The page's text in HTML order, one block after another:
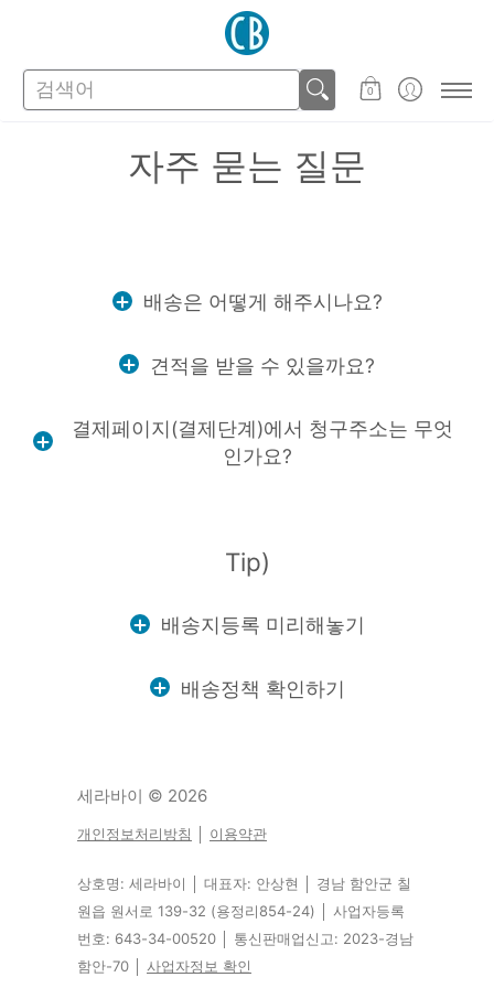
검색어 0
자주 묻는 질문
배송은 어떻게 해주시나요?
견적을 받을 수 있을까요?
결제페이지(결제단계)에서 청구주소는 무엇
인가요?
Tip)
배송지등록 미리해놓기
배송정책 확인하기
세라바이 © 2026
개인정보처리방침 이용약관
상호명: 세라바이 │ 대표자: 안상현 │ 경남 함안군 칠
원읍 원서로 139-32 (용정리854-24) │ 사업자등록
번호: 643-34-00520 │ 통신판매업신고: 2023-경남
함안-70 │ 사업자정보 확인